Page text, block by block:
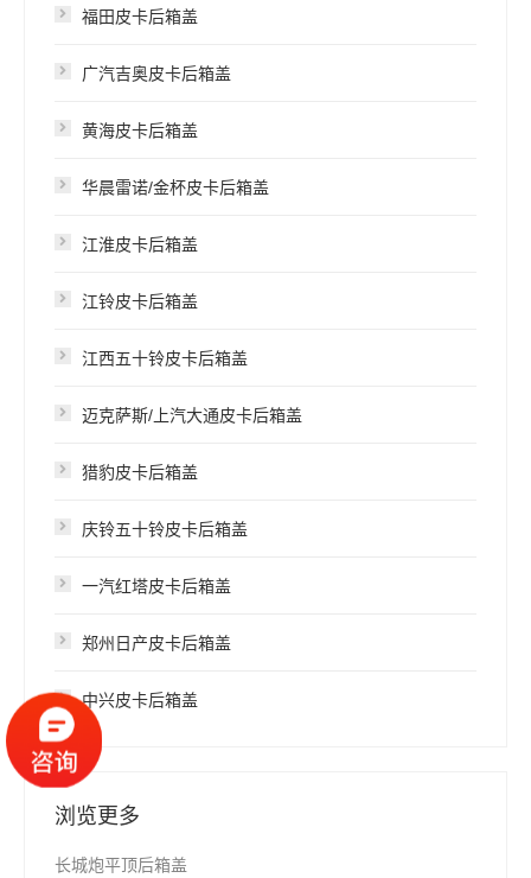
福田皮卡后箱盖
广汽吉奥皮卡后箱盖
黄海皮卡后箱盖
华晨雷诺/金杯皮卡后箱盖
江淮皮卡后箱盖
江铃皮卡后箱盖
江西五十铃皮卡后箱盖
迈克萨斯/上汽大通皮卡后箱盖
猎豹皮卡后箱盖
庆铃五十铃皮卡后箱盖
一汽红塔皮卡后箱盖
郑州日产皮卡后箱盖
中兴皮卡后箱盖
浏览更多
长城炮平顶后箱盖